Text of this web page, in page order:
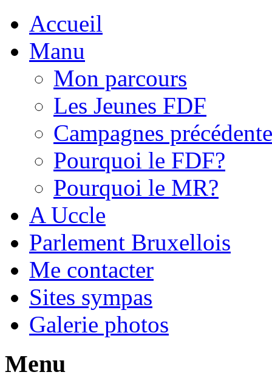
Accueil
Manu
Mon parcours
Les Jeunes FDF
Campagnes
Pourquoi le FDF?
Pourquoi le MR?
A Uccle
Parlement Bruxellois
Me contacter
Sites sympas
Galerie photos
Menu